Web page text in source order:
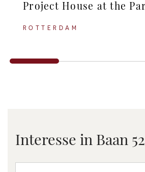
Project House at the
ROTTERDAM
Interesse in Baan